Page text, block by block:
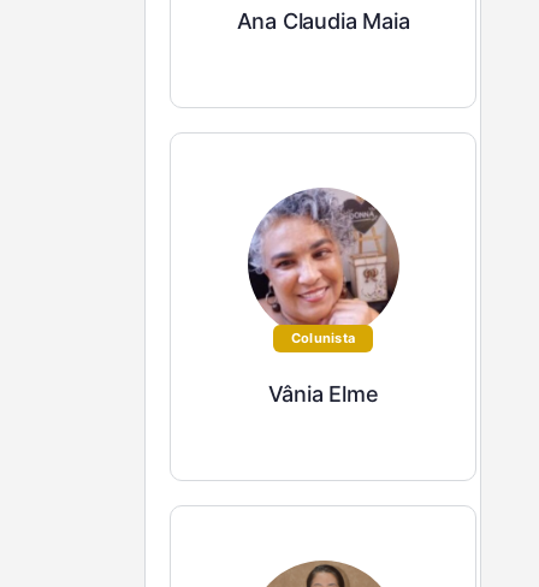
Ana Claudia Maia
Colunista
Vânia Elme